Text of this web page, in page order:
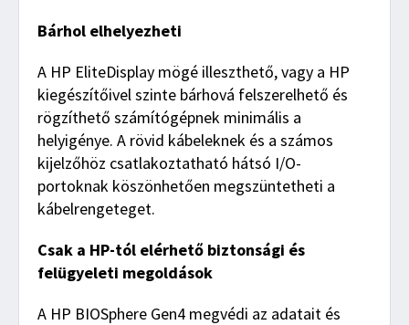
Bárhol elhelyezheti
A HP EliteDisplay mögé illeszthető, vagy a HP
kiegészítőivel szinte bárhová felszerelhető és
rögzíthető számítógépnek minimális a
helyigénye. A rövid kábeleknek és a számos
kijelzőhöz csatlakoztatható hátsó I/O-
portoknak köszönhetően megszüntetheti a
kábelrengeteget.
Csak a HP-tól elérhető biztonsági és
felügyeleti megoldások
A HP BIOSphere Gen4 megvédi az adatait és